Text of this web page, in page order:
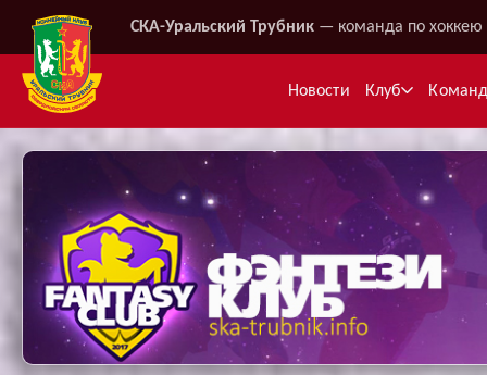
СКА-Уральский Трубник — команда по хоккею
Новости Клуб